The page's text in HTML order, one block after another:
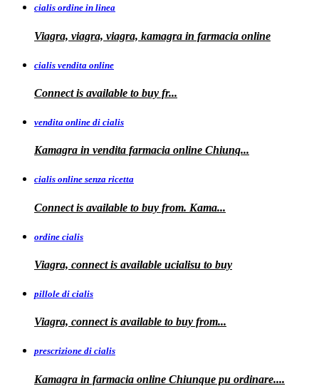
cialis ordine in linea
Viagra, viagra, viagra, kamagra in farmacia online
cialis vendita online
Connect is available to buy fr...
vendita online di cialis
Kamagra in vendita farmacia online Chiunq...
cialis online senza ricetta
Connect is available to buy from. Kama...
ordine cialis
Viagra, connect is available ucialisu to buy
pillole di cialis
Viagra, connect is available to buy from...
prescrizione di cialis
Kamagra in farmacia online Chiunque pu ordinare....